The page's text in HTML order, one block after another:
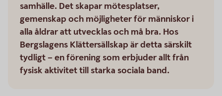
samhälle. Det skapar mötesplatser,
gemenskap och möjligheter för människor i
alla åldrar att utvecklas och må bra. Hos
Bergslagens Klättersällskap är detta särskilt
tydligt – en förening som erbjuder allt från
fysisk aktivitet till starka sociala band.